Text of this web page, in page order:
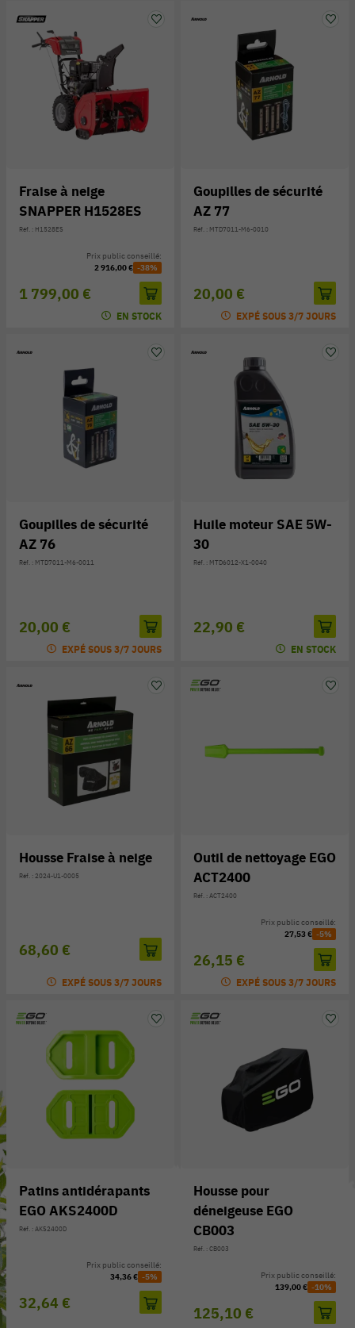
Fraise à neige
SNAPPER H1528ES
Réf. : H1528ES
1 799,00 €
Prix public conseillé:
2 916,00 € -38%
EN STOCK
Goupilles de sécurité
AZ 77
Réf. : MTD7011-M6-0010
20,00 €
EXPÉ SOUS 3/7 JOURS
Goupilles de sécurité
AZ 76
Réf. : MTD7011-M6-0011
20,00 €
EXPÉ SOUS 3/7 JOURS
Huile moteur SAE 5W-
30
Réf. : MTD6012-X1-0040
22,90 €
EN STOCK
Housse Fraise à neige
Réf. : 2024-U1-0005
68,60 €
EXPÉ SOUS 3/7 JOURS
Outil de nettoyage EGO
ACT2400
Réf. : ACT2400
26,15 €
Prix public conseillé:
27,53 € -5%
EXPÉ SOUS 3/7 JOURS
Patins antidérapants
EGO AKS2400D
Réf. : AKS2400D
32,64 €
Prix public conseillé:
34,36 € -5%
Housse pour
déneigeuse EGO
CB003
Réf. : CB003
125,10 €
Prix public conseillé:
139,00 € -10%